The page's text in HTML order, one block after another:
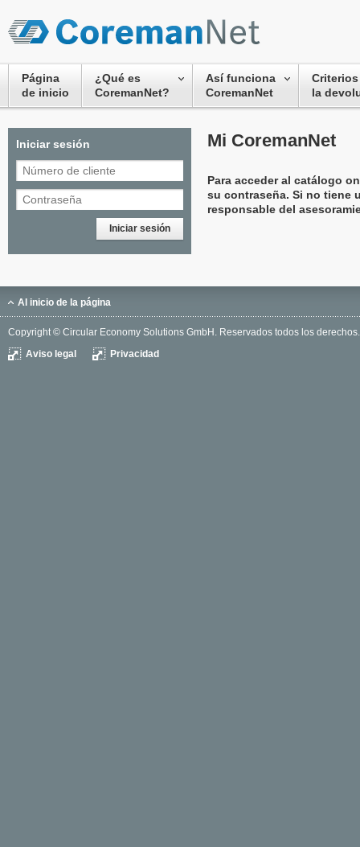
Página
de inicio
¿Qué es
CoremanNet?
Así funciona
CoremanNet
la
Iniciar sesión Mi CoremanNet
Para acceder al catálogo
su contraseña. Si no tiene
responsable del
Al inicio de la página
Copyright © Circular Economy Solutions GmbH. Reservados todos los derechos.
Aviso legal
Privacidad